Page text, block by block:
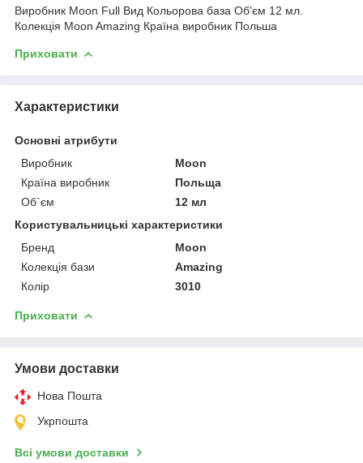
Виробник Moon Full Вид Кольорова база Об'єм 12 мл.
Колекція Moon Amazing Країна виробник Польша
Приховати
Характеристики
Основні атрибути
Виробник
Moon
Країна виробник
Польща
Об`єм
12 мл
Користувальницькі характеристики
Бренд
Moon
Колекція бази
Amazing
Колір
3010
Приховати
Умови доставки
Нова Пошта
Укрпошта
Всі умови доставки